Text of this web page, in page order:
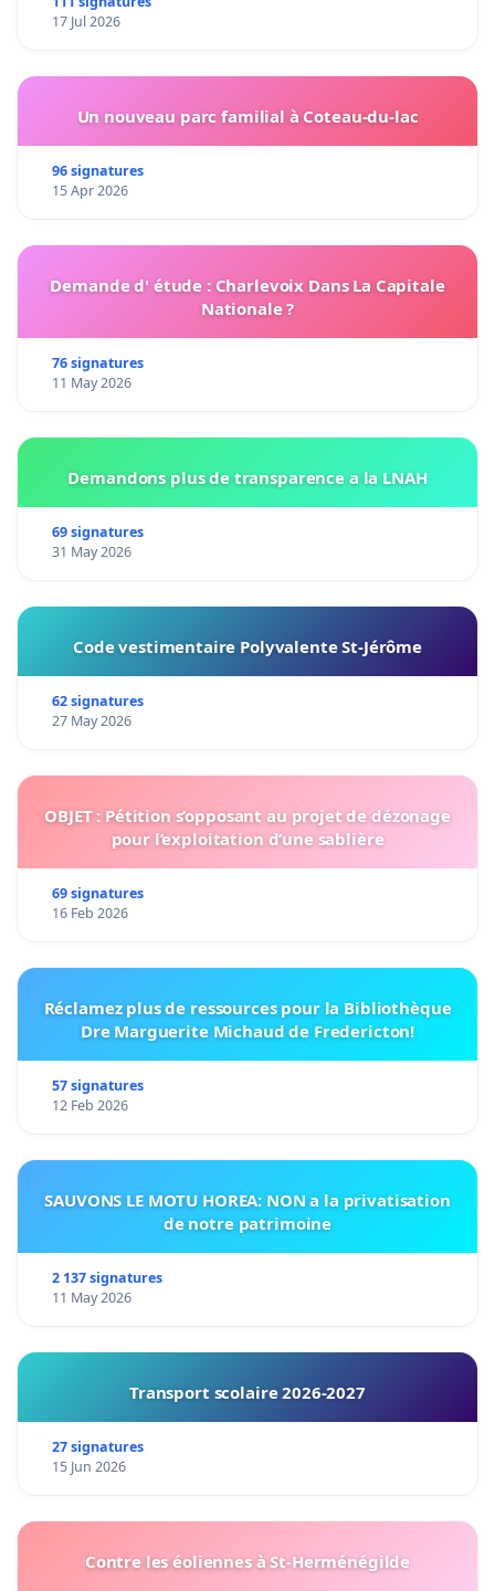
17 Jul 2026
Un nouveau parc familial à Coteau-du-lac
96 signatures
15 Apr 2026
Demande d' étude : Charlevoix Dans La Capitale
Nationale ?
76 signatures
11 May 2026
Demandons plus de transparence a la LNAH
69 signatures
31 May 2026
Code vestimentaire Polyvalente St-Jérôme
62 signatures
27 May 2026
OBJET : Pétition s’opposant au projet de dézonage
pour l’exploitation d’une sablière
69 signatures
16 Feb 2026
Réclamez plus de ressources pour la Bibliothèque
Dre Marguerite Michaud de Fredericton!
57 signatures
12 Feb 2026
SAUVONS LE MOTU HOREA: NON a la privatisation
de notre patrimoine
2 137 signatures
11 May 2026
Transport scolaire 2026-2027
27 signatures
15 Jun 2026
Contre les éoliennes à St-Herménégilde